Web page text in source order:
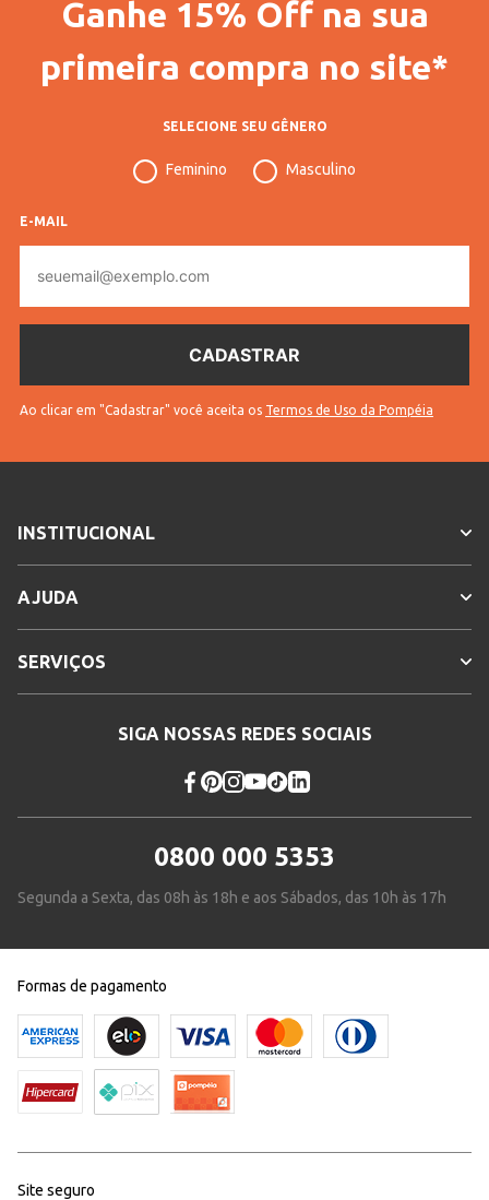
Gênero Feminino
Idade Juvenil
Cotton
Rosa
Ganhe 15% Off na sua
primeira compra no site*
SELECIONE SEU GÊNERO
Feminino Masculino
E-MAIL
mail
Ao clicar em "Cadastrar" você aceita os Termos de Uso da Pompéia
INSTITUCIONAL
AJUDA
SERVIÇOS
SIGA NOSSAS REDES SOCIAIS
0800 000 5353
Segunda a Sexta, das 08h às 18h e aos Sábados, das 10h às 17h
Formas de pagamento
Site seguro